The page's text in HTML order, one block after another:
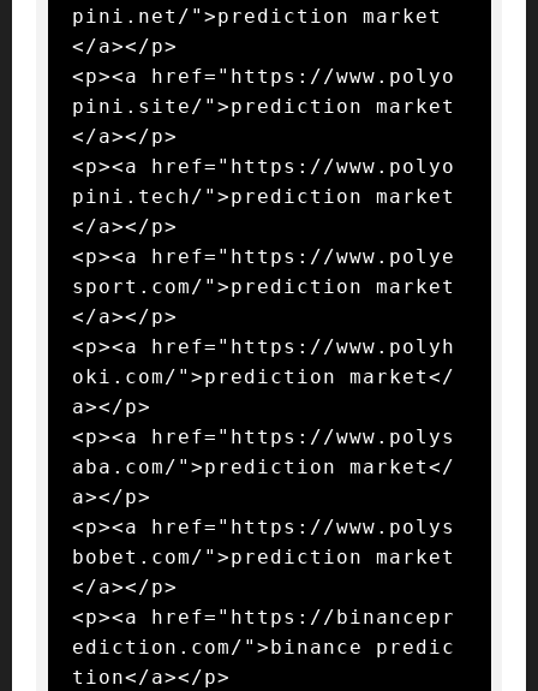
pini.net/">prediction market
</a></p>
<p><a href="https://www.polyo
pini.site/">prediction market
</a></p>
<p><a href="https://www.polyo
pini.tech/">prediction market
</a></p>
<p><a href="https://www.polye
sport.com/">prediction market
</a></p>
<p><a href="https://www.polyh
oki.com/">prediction market</
a></p>
<p><a href="https://www.polys
aba.com/">prediction market</
a></p>
<p><a href="https://www.polys
bobet.com/">prediction market
</a></p>
<p><a href="https://binancepr
ediction.com/">binance predic
tion</a></p>